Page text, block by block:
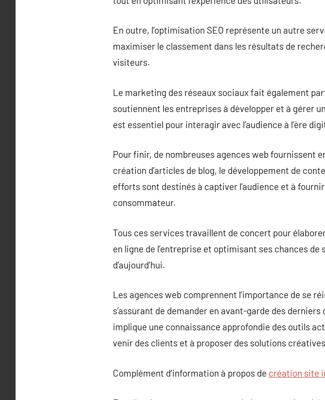
En outre, l’optimisation SEO représente un autre
maximiser le classement dans les résultats de
visiteurs.
Le marketing des réseaux sociaux fait également
soutiennent les entreprises à développer et à gérer
est essentiel pour interagir avec l’audience à l’ère
Pour finir, de nombreuses agences web fournissent
création d’articles de blog, le développement de
efforts sont destinés à captiver l’audience et à
consommateur.
Tous ces services travaillent de concert pour
en ligne de l’entreprise et optimisant ses chances
d’aujourd’hui.
Les agences web comprennent l’importance de se
s’assurant de demander en avant-garde des
implique une connaissance approfondie des outils
venir des clients et à proposer des solutions
Complément d’information à propos de création site